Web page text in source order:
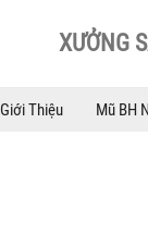
XƯỞNG
Giới Thiệu Mũ BH